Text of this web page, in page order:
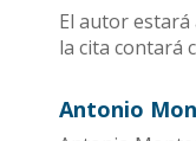
El autor estará
la cita contará
Antonio